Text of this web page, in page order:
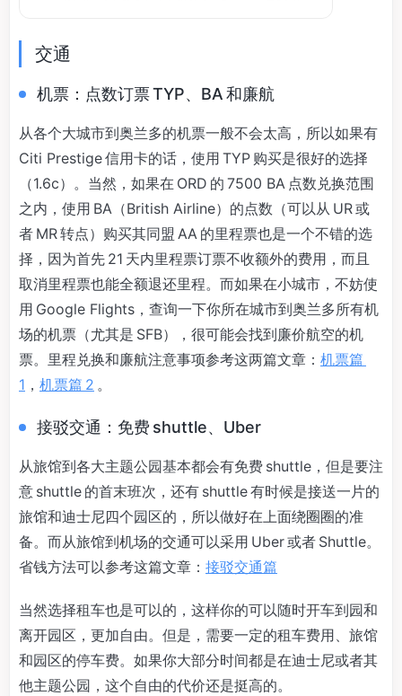
交通
机票：点数订票 TYP、BA 和廉航
从各个大城市到奥兰多的机票一般不会太高，所以如果有
Citi Prestige 信用卡的话，使用 TYP 购买是很好的选择
（1.6c）。当然，如果在 ORD 的 7500 BA 点数兑换范围
之内，使用 BA（British Airline）的点数（可以从 UR 或
者 MR 转点）购买其同盟 AA 的里程票也是一个不错的选
择，因为首先 21 天内里程票订票不收额外的费用，而且
取消里程票也能全额退还里程。而如果在小城市，不妨使
用 Google Flights，查询一下你所在城市到奥兰多所有机
场的机票（尤其是 SFB），很可能会找到廉价航空的机
票。里程兑换和廉航注意事项参考这两篇文章： 机票篇
1 ， 机票篇 2 。
接驳交通：免费 shuttle、Uber
从旅馆到各大主题公园基本都会有免费 shuttle，但是要注
意 shuttle 的首末班次，还有 shuttle 有时候是接送一片的
旅馆和迪士尼四个园区的，所以做好在上面绕圈圈的准
备。而从旅馆到机场的交通可以采用 Uber 或者 Shuttle。
省钱方法可以参考这篇文章： 接驳交通篇
当然选择租车也是可以的，这样你的可以随时开车到园和
离开园区，更加自由。但是，需要一定的租车费用、旅馆
和园区的停车费。如果你大部分时间都是在迪士尼或者其
他主题公园，这个自由的代价还是挺高的。